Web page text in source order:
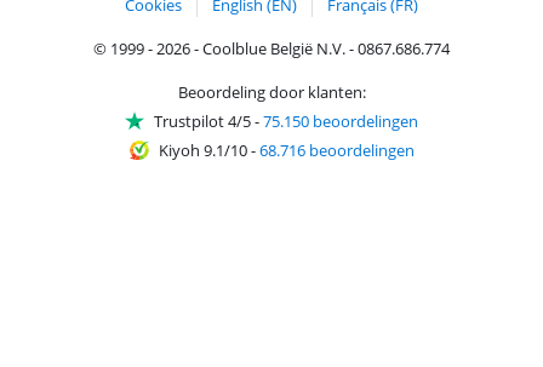
Cookies
English (EN)
Français (FR)
© 1999 - 2026 - Coolblue België N.V. - 0867.686.774
Beoordeling door klanten:
Trustpilot 4/5-75.150 beoordelingen
Kiyoh 9.1/10-68.716 beoordelingen